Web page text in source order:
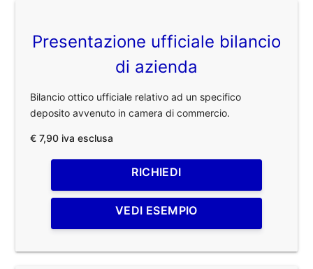
Presentazione ufficiale bilancio
di azienda
Bilancio ottico ufficiale relativo ad un specifico
deposito avvenuto in camera di commercio.
€ 7,90 iva esclusa
RICHIEDI
VEDI ESEMPIO